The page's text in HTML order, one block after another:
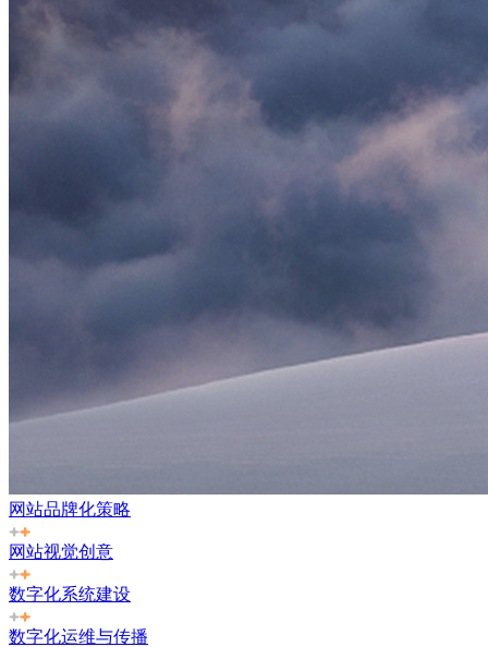
网站品牌化策略
网站视觉创意
数字化系统建设
数字化运维与传播